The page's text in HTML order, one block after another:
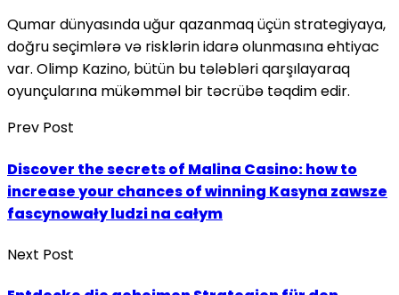
Qumar dünyasında uğur qazanmaq üçün strategiyaya,
doğru seçimlərə və risklərin idarə olunmasına ehtiyac
var. Olimp Kazino, bütün bu tələbləri qarşılayaraq
oyunçularına mükəmməl bir təcrübə təqdim edir.
Prev Post
Discover the secrets of Malina Casino: how to
increase your chances of winning Kasyna zawsze
fascynowały ludzi na całym
Next Post